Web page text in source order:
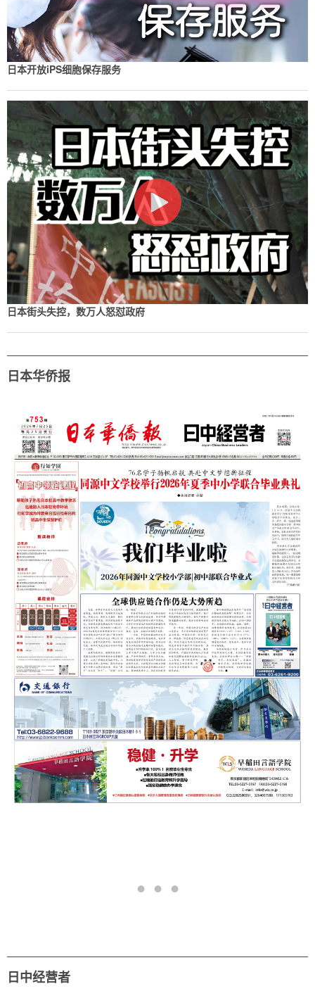
日本开放iPS细胞保存服务
日本街头失控，数万人怒怼政府
日本华侨报
日中经营者